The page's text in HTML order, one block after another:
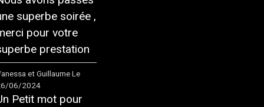
superbe soirée ,
pour votre
prestation
et Guillaume Le
06/2024
Petit mot pour